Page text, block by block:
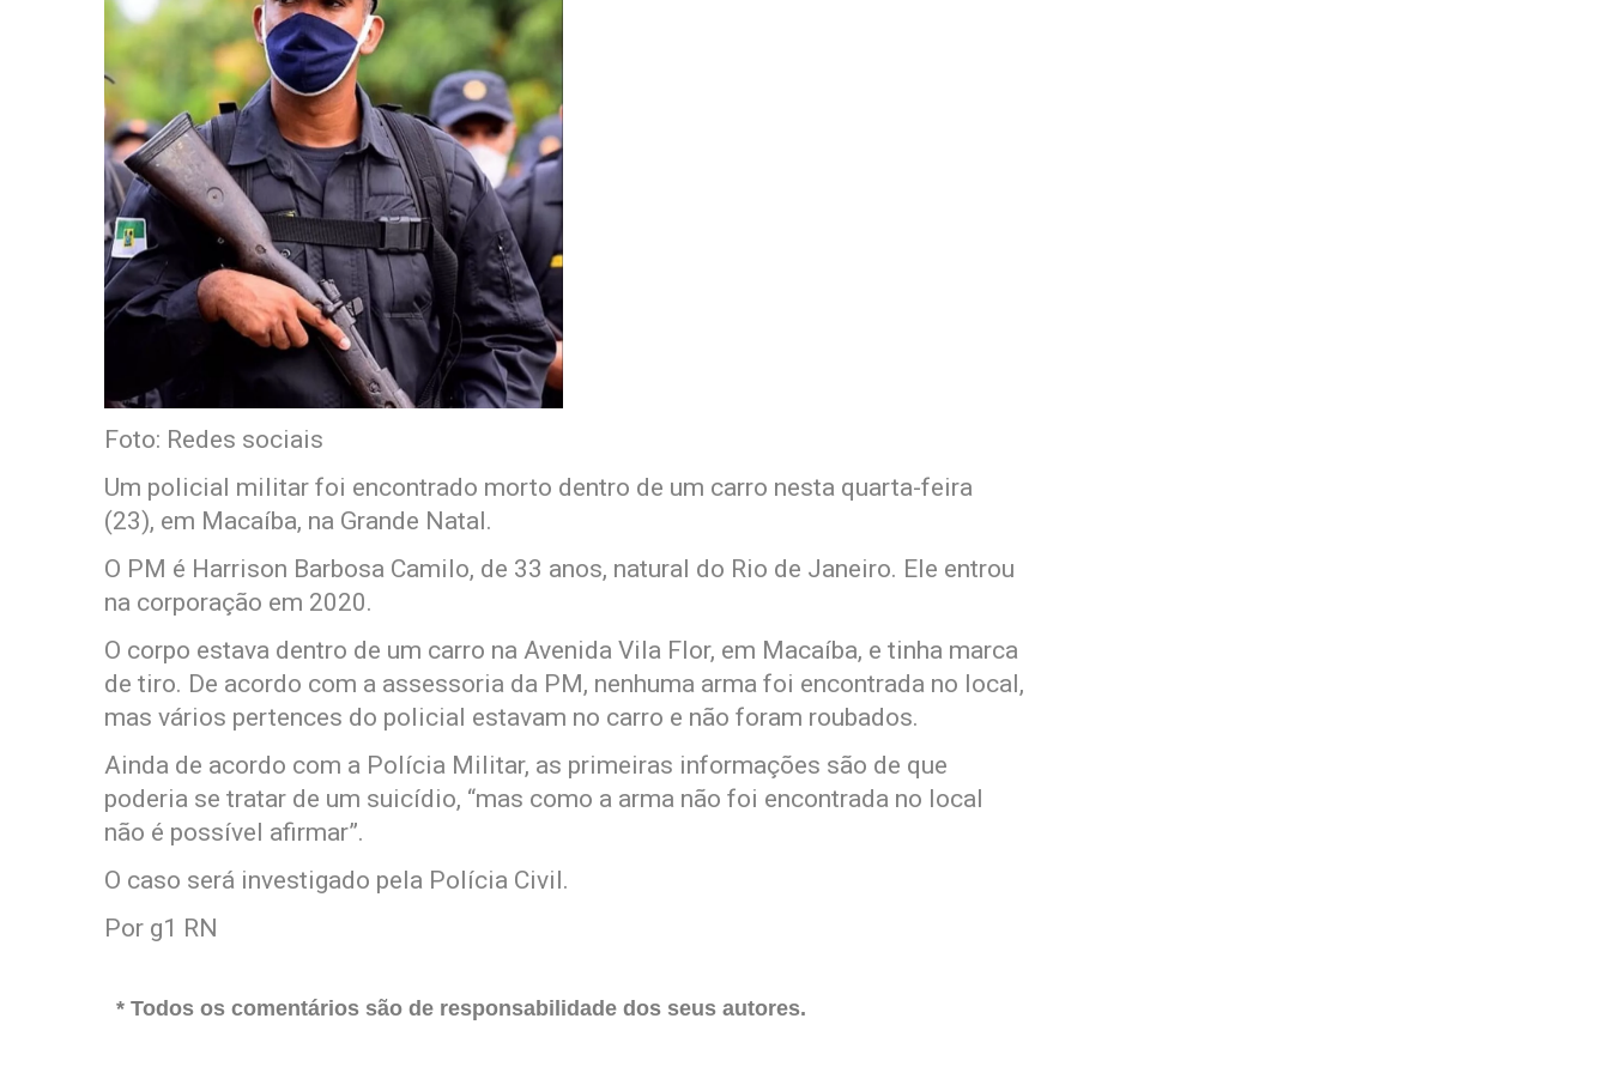
Foto: Redes sociais
Um policial militar foi encontrado morto dentro de um carro nesta quarta-feira
(23), em Macaíba, na Grande Natal.
O PM é Harrison Barbosa Camilo, de 33 anos, natural do Rio de Janeiro. Ele entrou
na corporação em 2020.
O corpo estava dentro de um carro na Avenida Vila Flor, em Macaíba, e tinha marca
de tiro. De acordo com a assessoria da PM, nenhuma arma foi encontrada no local,
mas vários pertences do policial estavam no carro e não foram roubados.
Ainda de acordo com a Polícia Militar, as primeiras informações são de que
poderia se tratar de um suicídio, “mas como a arma não foi encontrada no local
não é possível afirmar”.
O caso será investigado pela Polícia Civil.
Por g1 RN
* Todos os comentários são de responsabilidade dos seus autores.